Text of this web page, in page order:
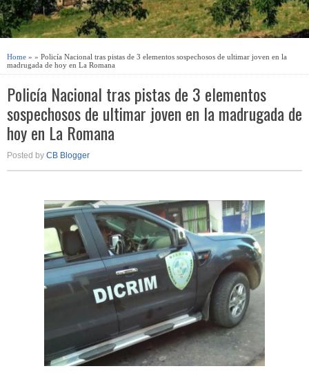
Home » » Policía Nacional tras pistas de 3 elementos sospechosos de ultimar joven en la
madrugada de hoy en La Romana
Policía Nacional tras pistas de 3 elementos
sospechosos de ultimar joven en la madrugada de
hoy en La Romana
Posted by CB Blogger